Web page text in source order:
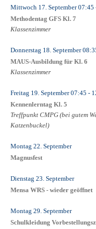
Mittwoch 17. September07:45
Methodentag GFS Kl. 7
Klassenzimmer
Donnerstag 18. September
MAUS-Ausbildung für Kl. 6
Klassenzimmer
Freitag 19. September07:45 -
Kennenlerntag Kl. 5
Treffpunkt CMPG (bei gutem
Katzenbuckel)
Montag 22. September
Magnusfest
Dienstag 23. September
Mensa WRS - wieder geöffnet
Montag 29. September
Schulkleidung